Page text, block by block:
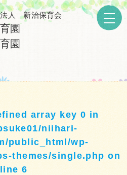
人 新治保育会
園
園
array key 0 in
niihari-
public_html/wp-
themes/single.php on
line 6